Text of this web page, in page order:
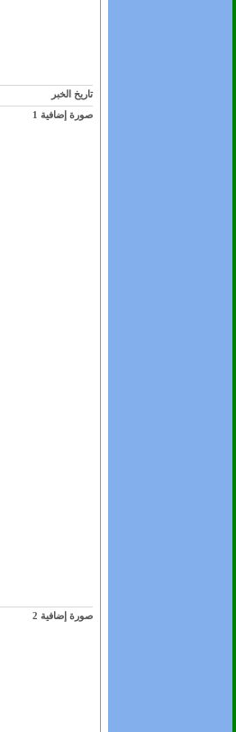
تاريخ الخبر
صورة إضافية 1
صورة إضافية 2